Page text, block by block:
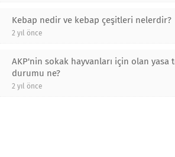
Kebap nedir ve kebap çeşitleri nelerdir?
2 yıl önce
AKP'nin sokak hayvanları için olan yasa
durumu ne?
2 yıl önce